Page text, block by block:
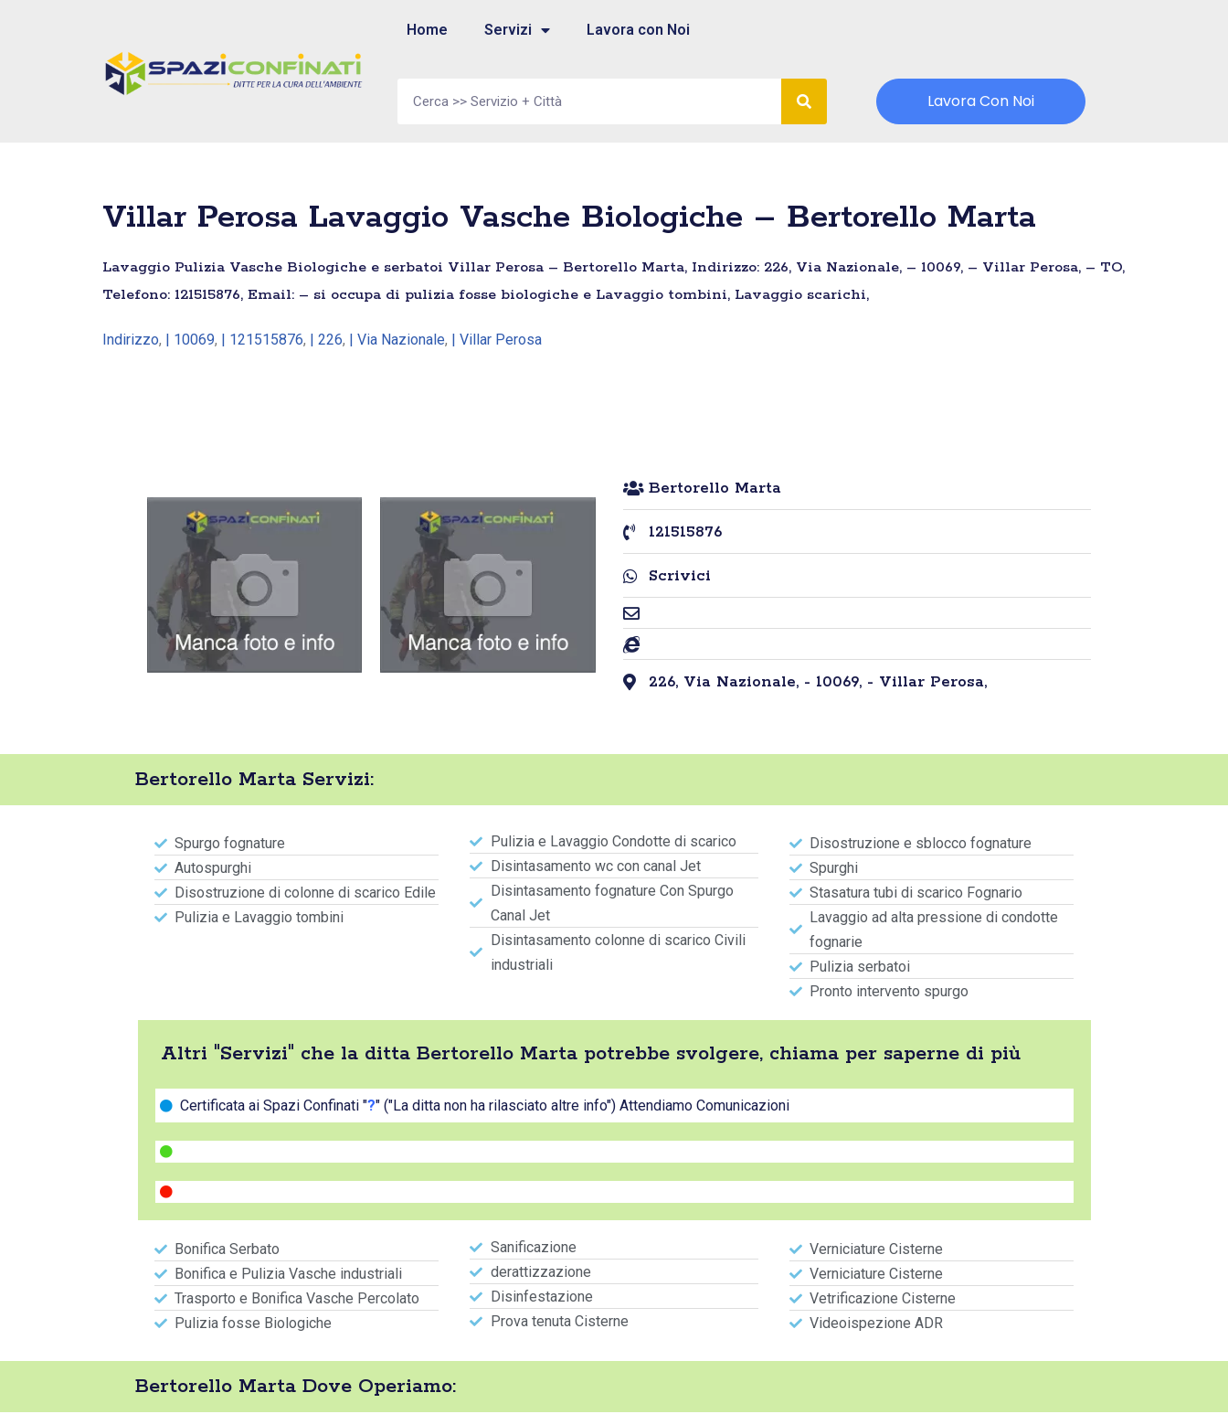
Home Servizi Lavora con Noi
Lavora Con Noi
Villar Perosa Lavaggio Vasche Biologiche – Bertorello Marta
Lavaggio Pulizia Vasche Biologiche e serbatoi Villar Perosa – Bertorello Marta, Indirizzo: 226, Via Nazionale, – 10069, – Villar Perosa, – TO,
Telefono: 121515876, Email: – si occupa di pulizia fosse biologiche e Lavaggio tombini, Lavaggio scarichi,
Indirizzo, | 10069, | 121515876, | 226, | Via Nazionale, | Villar Perosa
Bertorello Marta
121515876
Scrivici
226, Via Nazionale, - 10069, - Villar Perosa,
Bertorello Marta Servizi:
Spurgo fognature
Autospurghi
Disostruzione di colonne di scarico Edile
Pulizia e Lavaggio tombini
Pulizia e Lavaggio Condotte di scarico
Disintasamento wc con canal Jet
Disintasamento fognature Con Spurgo
Canal Jet
Disintasamento colonne di scarico Civili
industriali
Disostruzione e sblocco fognature
Spurghi
Stasatura tubi di scarico Fognario
Lavaggio ad alta pressione di condotte
fognarie
Pulizia serbatoi
Pronto intervento spurgo
Altri "Servizi" che la ditta Bertorello Marta potrebbe svolgere, chiama per saperne di più
Certificata ai Spazi Confinati "?" ("La ditta non ha rilasciato altre info") Attendiamo Comunicazioni
Bonifica Serbato
Bonifica e Pulizia Vasche industriali
Trasporto e Bonifica Vasche Percolato
Pulizia fosse Biologiche
Sanificazione
derattizzazione
Disinfestazione
Prova tenuta Cisterne
Verniciature Cisterne
Verniciature Cisterne
Vetrificazione Cisterne
Videoispezione ADR
Bertorello Marta Dove Operiamo: